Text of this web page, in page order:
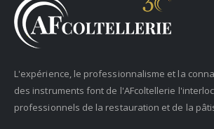
L'expérience, le professionnalisme et la
des instruments font de l'AFcoltellerie
professionnels de la restauration et de la